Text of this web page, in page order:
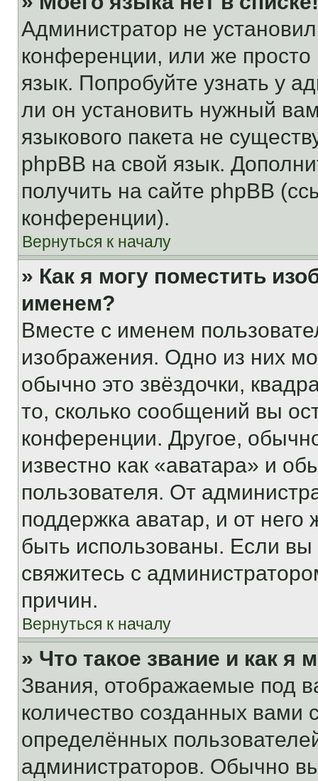
Администратор не
конференции, или же
язык. Попробуйте узнать у
ли он установить нужный
языкового пакета не
phpBB на свой язык.
получить на сайте phpBB
конференции).
Вернуться к началу
» Как я могу поместить
именем?
Вместе с именем
изображения. Одно из них
обычно это звёздочки,
то, сколько сообщений вы
конференции. Другое,
известно как «аватара» и
пользователя. От
поддержка аватар, и от него
быть использованы. Если
свяжитесь с
причин.
Вернуться к началу
» Что такое звание и как я
Звания, отображаемые под
количество созданных
определённых
администраторов. Обычно